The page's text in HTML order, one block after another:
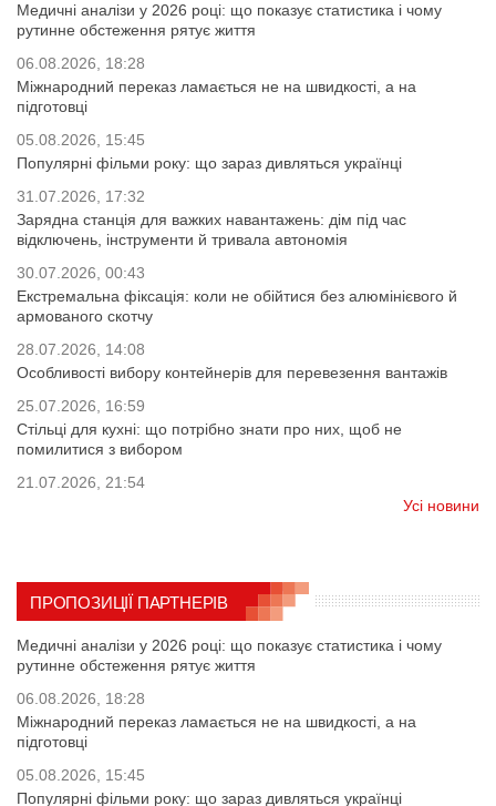
Медичні аналізи у 2026 році: що показує статистика і чому
рутинне обстеження рятує життя
06.08.2026, 18:28
Міжнародний переказ ламається не на швидкості, а на
підготовці
05.08.2026, 15:45
Популярні фільми року: що зараз дивляться українці
31.07.2026, 17:32
Зарядна станція для важких навантажень: дім під час
відключень, інструменти й тривала автономія
30.07.2026, 00:43
Екстремальна фіксація: коли не обійтися без алюмінієвого й
армованого скотчу
28.07.2026, 14:08
Особливості вибору контейнерів для перевезення вантажів
25.07.2026, 16:59
Стільці для кухні: що потрібно знати про них, щоб не
помилитися з вибором
21.07.2026, 21:54
Усі новини
ПРОПОЗИЦІЇ ПАРТНЕРІВ
Медичні аналізи у 2026 році: що показує статистика і чому
рутинне обстеження рятує життя
06.08.2026, 18:28
Міжнародний переказ ламається не на швидкості, а на
підготовці
05.08.2026, 15:45
Популярні фільми року: що зараз дивляться українці